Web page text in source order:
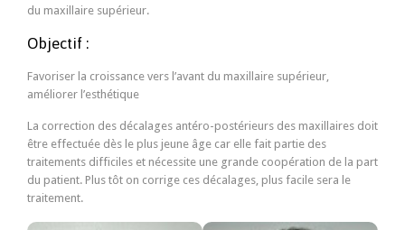
du maxillaire supérieur.
Objectif :
Favoriser la croissance vers l’avant du maxillaire supérieur,
améliorer l’esthétique
La correction des décalages antéro-postérieurs des maxillaires doit
être effectuée dès le plus jeune âge car elle fait partie des
traitements difficiles et nécessite une grande coopération de la part
du patient. Plus tôt on corrige ces décalages, plus facile sera le
traitement.